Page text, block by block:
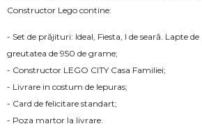
Constructor Lego contine:
- Set de prăjituri: Ideal, Fiesta, l de seară. Lapte
greutatea de 950 de grame;
- Constructor LEGO CITY Casa Familiei;
- Livrare in costum de Iepuras;
- Card de felicitare standart;
- Poza martor la livrare.